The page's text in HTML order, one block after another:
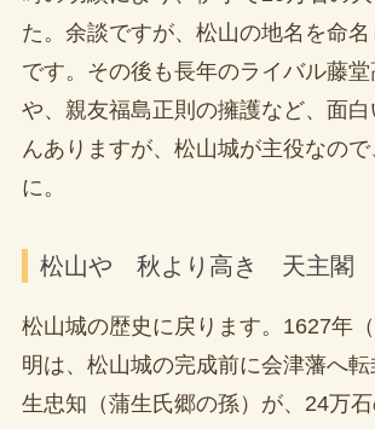
た。余談ですが、松山の地名を命名
です。その後も長年のライバル藤
や、親友福島正則の擁護など、面白
んありますが、松山城が主役なの
に。
松山や 秋より高き 天主閣
松山城の歴史に戻ります。1627年
明は、松山城の完成前に会津藩へ
生忠知（蒲生氏郷の孫）が、24万